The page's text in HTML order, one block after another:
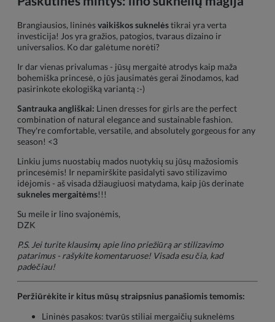
Brangiausios, lininėsvaikiškos suknelėstikrai yra verta
investicija! Jos yra gražios, patogios, tvaraus dizaino ir
universalios. Ko dar galėtume norėti?
Ir dar vienas privalumas - jūsų mergaitė atrodys kaip maža
bohemiška princesė, o jūs jausimatės gerai žinodamos, kad
pasirinkote ekologišką variantą :-)
Santrauka angliškai: Linen dresses for girls are the perfect
combination of natural elegance and sustainable fashion.
They're comfortable, versatile, and absolutely gorgeous for any
season! <3
Linkiu jums nuostabių mados nuotykių su jūsų mažosiomis
princesėmis! Ir nepamirškite pasidalyti savo stilizavimo
idėjomis - aš visada džiaugiuosi matydama, kaip jūs derinate
sukneles mergaitėms!!!
Su meile ir lino svajonėmis,
DZK
P.S. Jei turite klausimų apie lino priežiūrą ar stilizavimo
patarimus - rašykite komentaruose! Visada esu čia, kad
padėčiau!
Peržiūrėkite ir kitus mūsų straipsnius panašiomis temomis:
Lininės pasakos: tvarūs stiliai mergaičių suknelėms